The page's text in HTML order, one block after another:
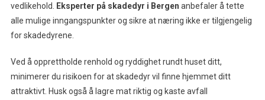
vedlikehold. Eksperter på skadedyr i Bergen anbefaler å tette
alle mulige inngangspunkter og sikre at næring ikke er tilgjengelig
for skadedyrene.
Ved å opprettholde renhold og ryddighet rundt huset ditt,
minimerer du risikoen for at skadedyr vil finne hjemmet ditt
attraktivt. Husk også å lagre mat riktig og kaste avfall